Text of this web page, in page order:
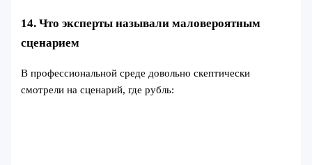
14. Что эксперты называли маловероятным
сценарием
В профессиональной среде довольно скептически
смотрели на сценарий, где рубль: